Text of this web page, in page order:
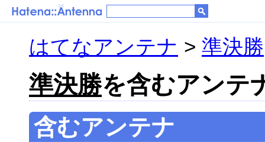
はてなアンテナ > 準決勝
準決勝を含むアンテ
含むアンテナ